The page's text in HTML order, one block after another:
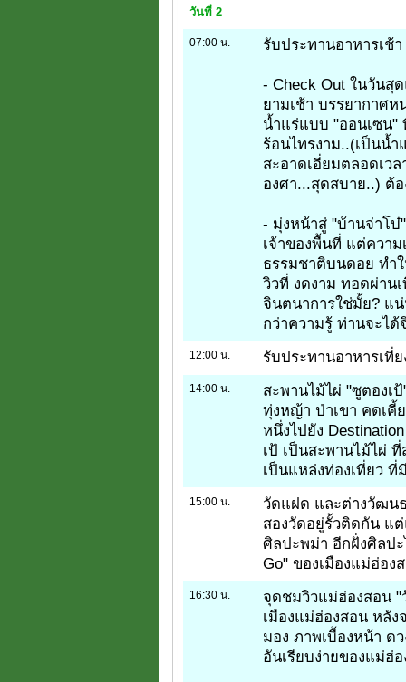
วันที่ 2
07:00 น. รับประทานอาหารเช้า
- Check Out ในวันสุ
ยามเช้า บรรยากาศ
น้ำแร่แบบ "ออนเซน"
ร้อนไทรงาม..(เป็นน้
สะอาดเอี่ยมตลอดเว
องศา...สุดสบาย..) ต้
- มุ่งหน้าสู่ "บ้านจ่าโบ๋
เจ้าของพื้นที่ แต่ควา
ธรรมชาติบนดอย ทำ
วิวที่ งดงาม ทอดผ่าน
จินตนาการใช่มั้ย? แ
กว่าความรู้ ท่านจะไ
12:00 น. รับประทานอาหารเที่ย
14:00 น.
สะพานไม้ไผ่ "ซูตองเ
ทุ่งหญ้า ป่าเขา คดเคี้
หนึ่งไปยัง
เป้ เป็นสะพานไม้ไผ่
เป็นแหล่งท่องเที่ยว ที่
15:00 น.
วัดแฝด และต่างวัฒน
สองวัดอยู่รั้วติดกัน แ
ศิลปะพม่า อีกฝั่งศิลป
Go" ของเมืองแม่ฮ่อง
16:30 น.
จุดชมวิวแม่ฮ่องสอน
เมืองแม่ฮ่องสอน หลั
มอง ภาพเบื้องหน้า ด
อันเรียบง่ายของแม่ฮ่